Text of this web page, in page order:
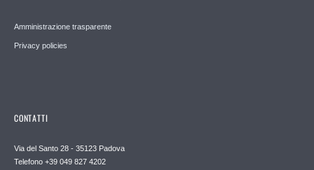
Amministrazione trasparente
Privacy policies
CONTATTI
Via del Santo 28 - 35123 Padova
Telefono +39 049 827 4202